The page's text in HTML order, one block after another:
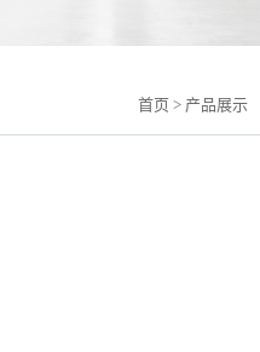
首页 > 产品展示